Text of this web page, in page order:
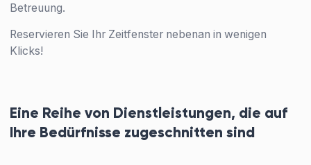
Betreuung.
Reservieren Sie Ihr Zeitfenster nebenan in wenigen
Klicks!
Eine Reihe von Dienstleistungen, die auf
Ihre Bedürfnisse zugeschnitten sind